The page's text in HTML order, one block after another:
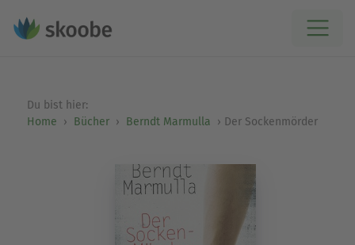
Du bist hier:
Home
Bücher Berndt Marmulla Der Sockenmörder